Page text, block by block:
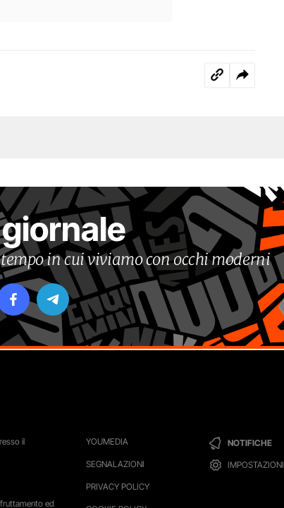
in cui viviamo con occhi moderni
YOUMEDIA
SEGNALAZIONI
PRIVACY POLICY
NOTIFICHE
IMPOSTAZIONI
il
ed